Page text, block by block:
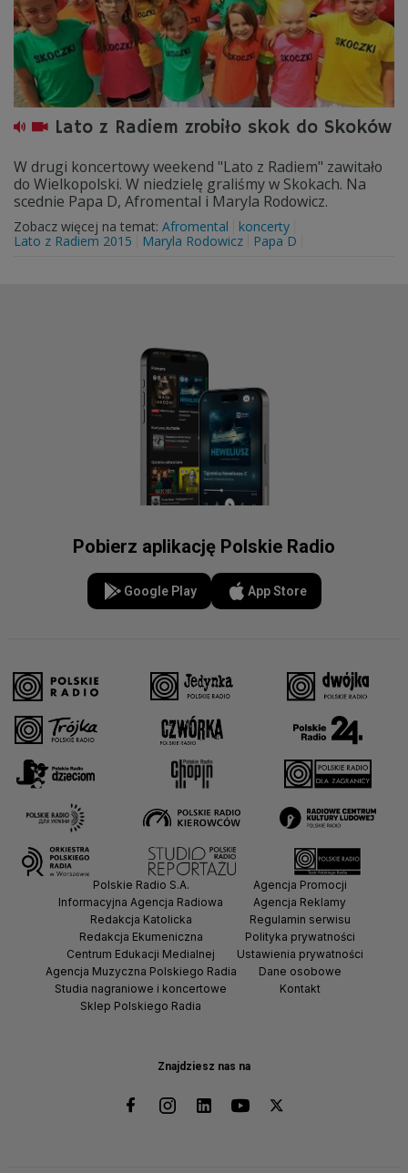
Lato z Radiem zrobiło skok do Skoków
W drugi koncertowy weekend "Lato z Radiem" zawitało
do Wielkopolski. W niedzielę graliśmy w Skokach. Na
scednie Papa D, Afromental i Maryla Rodowicz.
Zobacz więcej na temat: Afromental
koncerty
Lato z Radiem 2015
Maryla Rodowicz Papa D
Pobierz aplikację Polskie Radio
Google Play App Store
Znajdziesz nas na
Polskie Radio S.A.
Informacyjna Agencja Radiowa
Redakcja Katolicka
Redakcja Ekumeniczna
Centrum Edukacji Medialnej
Agencja Muzyczna Polskiego Radia
Studia nagraniowe i koncertowe
Sklep Polskiego Radia
Agencja Promocji
Agencja Reklamy
Regulamin serwisu
Polityka prywatności
Ustawienia prywatności
Dane osobowe
Kontakt